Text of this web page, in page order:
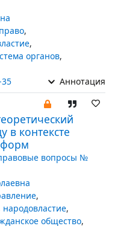
,
,
органов,
Аннотация
в контексте
вопросы №
,
народовластие,
общество,